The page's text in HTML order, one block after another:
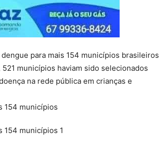
para mais 154 municípios
municípios haviam sido selecionados
na rede pública em crianças e